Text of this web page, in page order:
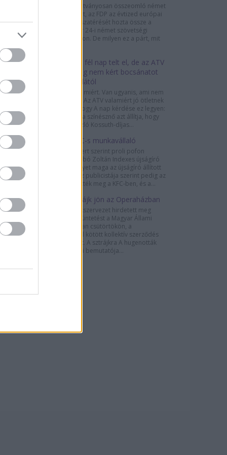
A 2013-ra látványosan összeomló német
liberális párt, az FDP az évtized európai
politikai visszatérését hozta össze a
szeptember 24-i német szövetségi
választásokon. De milyen ez a párt, mit
Több mint fél nap telt el, de az ATV
még mindig nem kért bocsánatot
Sárosdi Lillától
Pedig lenne miért. Van ugyanis, ami nem
hit kérdése. Az ATV valamiért jó ötletnek
gondolta, hogy A nap kérdése ez legyen:
„Sárosdi Lilla színésznő azt állítja, hogy
Marton László Kossuth-díjas...
Je suis KFC-s munkavállaló
Puzsér Róbert szerint proli pofon
csattant Szabó Zoltán Indexes újságíró
arcán, amelyet maga az újságíró állított
elő. A Fidesz publicistája szerint pedig az
Indexet ütötték meg a KFC-ben, és a...
Újabb sztrájk jön az Operaházban
Három szakszervezet hirdetett meg
munkabeszüntetést a Magyar Állami
Operaházban csütörtökön, a
dolgozókkal kötött kollektív szerződés
hiánya miatt. A sztrájkra A hugenották
október 28-i bemutatója...